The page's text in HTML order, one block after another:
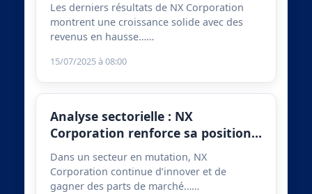
Les derniers résultats de NX Corporation
montrent une croissance solide avec des
revenus en hausse……
15/07/2025 à 08:00
Analyse sectorielle : NX
Corporation renforce sa position…
Dans un secteur en mutation, NX
Corporation continue d’innover et de
gagner des parts de marché……